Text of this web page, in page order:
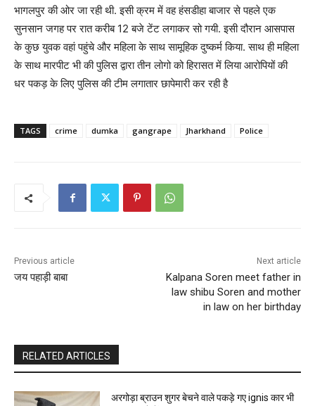
भागलपुर की ओर जा रही थी. इसी क्रम में वह हंसडीहा बाजार से पहले एक
सुनसान जगह पर रात करीब 12 बजे टेंट लगाकर सो गयी. इसी दौरान आसपास
के कुछ युवक वहां पहुंचे और महिला के साथ सामूहिक दुष्कर्म किया. साथ ही महिला
के साथ मारपीट भी की पुलिस द्वारा तीन लोगो को हिरासत में लिया आरोपियों की
धर पकड़ के लिए पुलिस की टीम लगातार छापेमारी कर रही है
TAGS crime dumka gangrape Jharkhand Police
Previous article
जय पहाड़ी बाबा
Next article
Kalpana Soren meet father in
law shibu Soren and mother
in law on her birthday
RELATED ARTICLES
अरगोड़ा ब्राउन शुगर बेचने वाले पकड़े गए ignis कार भी